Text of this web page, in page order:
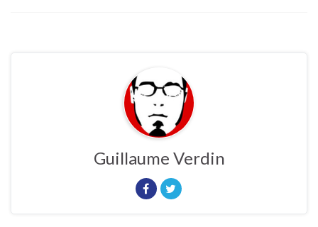
Guillaume Verdin